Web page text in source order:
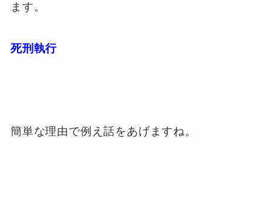
ます。
死刑執行
簡単な理由で例え話をあげますね。